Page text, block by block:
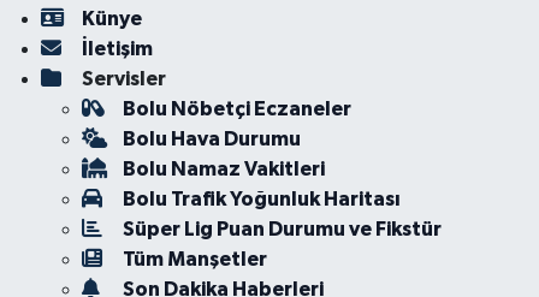
Künye
İletişim
Servisler
Bolu Nöbetçi Eczaneler
Bolu Hava Durumu
Bolu Namaz Vakitleri
Bolu Trafik Yoğunluk Haritası
Süper Lig Puan Durumu ve Fikstür
Tüm Manşetler
Son Dakika Haberleri